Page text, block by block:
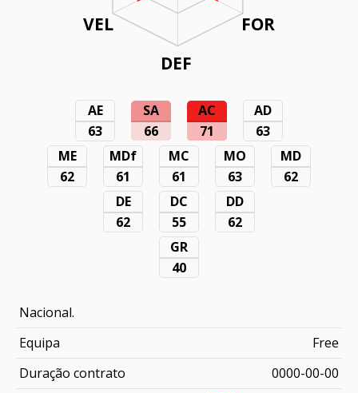
FOR
DEF
VEL
AE
63
SA
66
AC
71
AD
63
ME
62
MDf
61
MC
61
MO
63
MD
62
DE
62
DC
55
DD
62
GR
40
Nacional.
Equipa
Free
Duração contrato
0000-00-00